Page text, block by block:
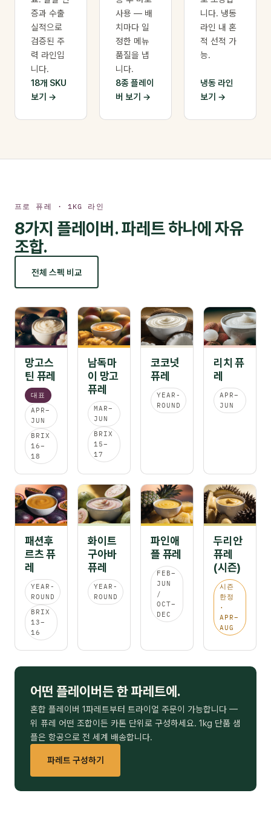
증과 수출
실적으로
검증된 주
력 라인입
니다.
18개 SKU
보기
사용 — 배
치마다 일
정한 메뉴
품질을 냅
니다.
8종 플레이
버 보기
니다. 냉동
라인 내 혼
적 선적 가
능.
냉동 라인
보기
프로 퓨레 · 1KG 라인
8가지 플레이버. 파레트 하나에 자유
조합.
전체 스펙 비교
망고스
틴 퓨레
대표
APR–
JUN
BRIX
16–
18
남독마
이 망고
퓨레
MAR–
JUN
BRIX
15–
17
코코넛
퓨레
YEAR-
ROUND
리치 퓨
레
APR–
JUN
패션후
르츠 퓨
레
YEAR-
ROUND
BRIX
13–
16
화이트
구아바
퓨레
YEAR-
ROUND
파인애
플 퓨레
FEB–
JUN
/
OCT–
DEC
두리안
퓨레
(시즌)
시즌
한정
·
APR–
AUG
어떤 플레이버든 한 파레트에.
혼합 플레이버 1파레트부터 트라이얼 주문이 가능합니다 —
위 퓨레 어떤 조합이든 카톤 단위로 구성하세요. 1kg 단품 샘
플은 항공으로 전 세계 배송합니다.
파레트 구성하기